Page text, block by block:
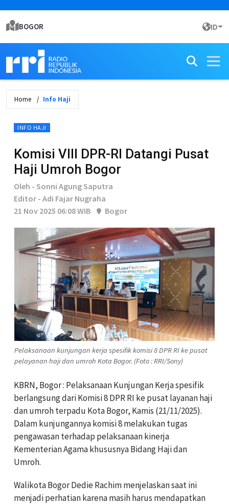
BOGOR ID
Home Info Haji
INFO HAJI
Komisi VIII DPR-RI Datangi Pusat
Haji Umroh Bogor
Oleh - Sonni Agung Saputra
Editor - Adi Fajar Nugraha
21 Nov 2025 06:08 WIB
Bogor
Pelaksanaan kunjungan kerja spesifik komisi 8 DPR RI ke pusat
pelayanan haji dan umroh Kota Bogor. (Foto : RRI/Sony)
KBRN, Bogor : Pelaksanaan Kunjungan Kerja spesifik
berlangsung dari Komisi 8 DPR RI ke pusat layanan haji
dan umroh terpadu Kota Bogor, Kamis (21/11/2025).
Dalam kunjungannya komisi 8 melakukan tugas
pengawasan terhadap pelaksanaan kinerja
Kementerian Agama khususnya Bidang Haji dan
Umroh.
Walikota Bogor Dedie Rachim menjelaskan saat ini
menjadi perhatian karena masih harus mendapatkan